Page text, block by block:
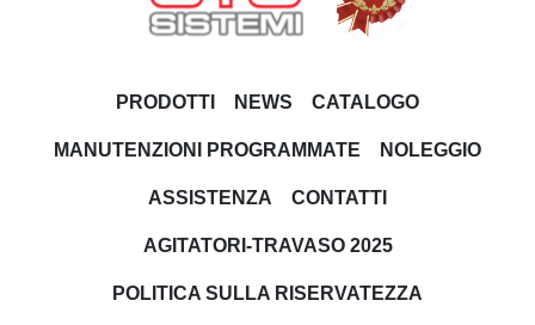
PRODOTTI NEWS CATALOGO
MANUTENZIONI PROGRAMMATE NOLEGGIO
ASSISTENZA CONTATTI
AGITATORI-TRAVASO 2025
POLITICA SULLA RISERVATEZZA